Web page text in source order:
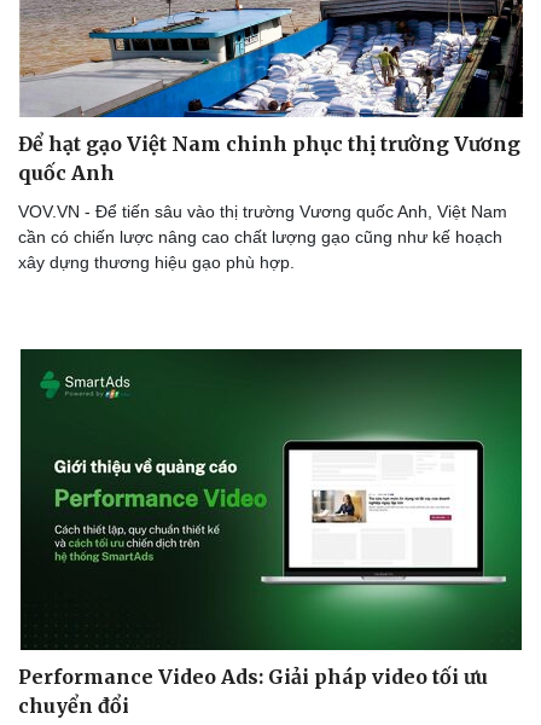
Văn học
Âm nhạc
Nghệ sĩ
Thời trang
Để hạt gạo Việt Nam chinh phục thị trường Vương
quốc Anh
VOV.VN - Để tiến sâu vào thị trường Vương quốc Anh, Việt Nam
cần có chiến lược nâng cao chất lượng gạo cũng như kế hoạch
xây dựng thương hiệu gạo phù hợp.
Performance Video Ads: Giải pháp video tối ưu
chuyển đổi